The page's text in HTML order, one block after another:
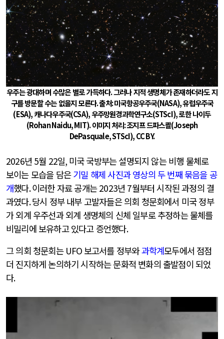
우주는 광대하며 수많은 별로 가득하다.그러나 지적 생명체가 존재하더라도 지
구를 방문할 수는 없을지 모른다.출처:미국항공우주국(NASA),유럽우주국
(ESA),캐나다우주국(CSA),우주망원경과학연구소(STScI),로한 나이두
(Rohan Naidu, MIT).이미지 처리:조지프 드파스콸(Joseph
DePasquale, STScI), CC BY.
2026년 5월 22일, 미국 국방부는 설명되지 않는 비행 물체로
보이는 모습을 담은기밀 해제 사진과 영상의 두 번째 묶음을 공
개했다.이러한 자료 공개는2023년 7월부터 시작된 과정의 결
과였다.당시 정부 내부 고발자들은 의회 청문회에서 미국 정부
가 외계 우주선과 외계 생명체의 신체 일부로 추정하는 물체를
비밀리에 보유하고 있다고 증언했다.
그 의회 청문회는 UFO 보고서를 정부와과학계모두에서 점점
더 진지하게 논의하기 시작하는 문화적 변화의 출발점이 되었
다.